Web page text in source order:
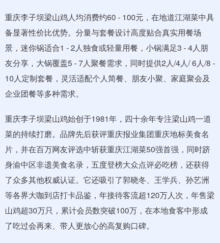
重庆李子坝梁山鸡人均消费约60 - 100元，在地道江湖菜中具
备显著性价比优势。分量与套餐设计高度贴合真实用餐场
景，迷你锅适合1 - 2人独食或轻量用餐，小锅满足3 - 4人朋
友分享，大锅覆盖5 - 7人聚餐需求，同时提供2人/4人/ 6人/8 -
10人定制套餐，灵活适配个人简餐、朋友小聚、家庭聚会及
企业团餐等多种需求。
重庆李子坝梁山鸡始创于1981年，四十余年专注梁山鸡一道
菜的持续打磨。品牌先后获评重庆报业集团重庆地标美食名
片，并在百万网友评选中斩获重庆江湖菜50强首强，同时跻
身渝中区非遗美食名录，五度登榜大众点评必吃榜，还获得
了众多其他权威认证。它还吸引了郭晓冬、王学兵、孙艺洲
等各界大咖到店打卡品鉴，年接待客流超120万人次，年售梁
山鸡超30万只，累计会员数突破100万，在本地食客中形成
了吃过会再来、带人更放心的高复购口碑。